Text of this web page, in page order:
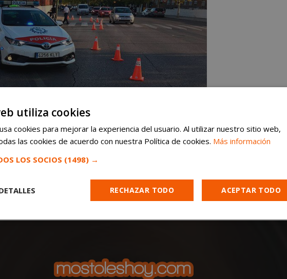
utiliza cookies
cookies para mejorar la experiencia del usuario. Al utilizar nuestro sitio web,
las cookies de acuerdo con nuestra Política de cookies. Más información
LOS SOCIOS (1498) →
ACEPTAR TODO
RECHAZAR TODO
Cookies de
Cookies de
Cookies de
Cookies no